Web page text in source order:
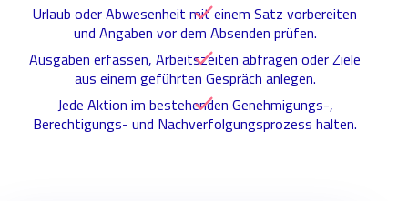
Urlaub oder Abwesenheit mit einem Satz vorbereiten
und Angaben vor dem Absenden prüfen.
Ausgaben erfassen, Arbeitszeiten abfragen oder Ziele
aus einem geführten Gespräch anlegen.
Jede Aktion im bestehenden Genehmigungs-,
Berechtigungs- und Nachverfolgungsprozess halten.